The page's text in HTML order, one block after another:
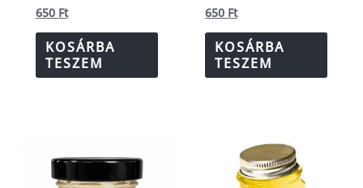
650 Ft
KOSÁRBA
TESZEM
650 Ft
KOSÁRBA
TESZEM